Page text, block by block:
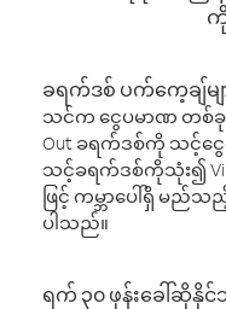
ကို
ခရက်ဒစ် ပက်ကေ့ချ်မျ
သင်က ငွေပမာဏ တစ်
Out ခရက်ဒစ်ကို သင့်
သင့်ခရက်ဒစ်ကိုသုံး၍
ဖြင့် ကမ္ဘာပေါ်ရှိ မည်
ပါသည်။
ရက် ၃၀ ဖုန်းခေါ်ဆိုနို